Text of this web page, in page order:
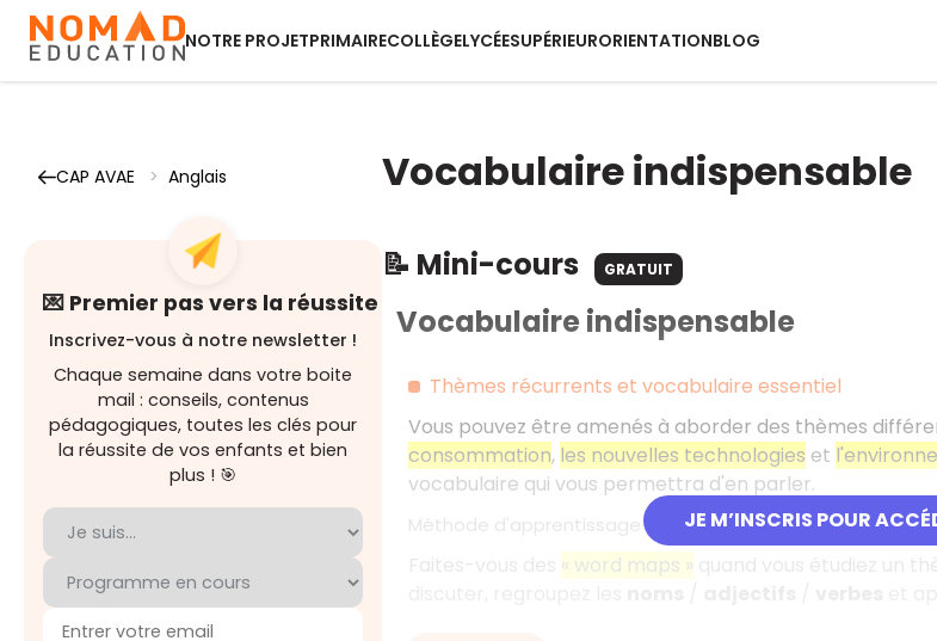
NOTRE PROJETPRIMAIRECOLLÈGELYCÉESUPÉRIEURORIENTATIONBLOG
CAP AVAE > Anglais
💌 Premier pas vers la réussite
Inscrivez-vous à notre newsletter !
Chaque semaine dans votre boite
mail : conseils, contenus
pédagogiques, toutes les clés pour
la réussite de vos enfants et bien
plus ! 🎯
Vocabulaire indispensable
📝 Mini-cours GRATUIT
JE M’INSCRIS POUR
Vocabulaire indispensable
Thèmes récurrents et vocabulaire essentiel
Vous pouvez être amenés à aborder des thèmes
consommation, les nouvelles technologies et
vocabulaire qui vous permettra d'en parler.
Méthode d'apprentissage : les word maps
« word maps »